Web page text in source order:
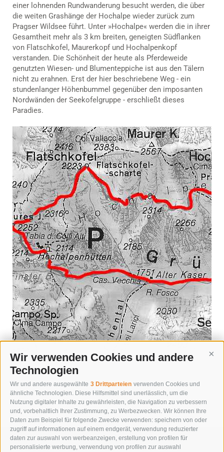
Wir verwenden Cookies und andere
Technologien
Wir und andere ausgewählte 3 Drittparteien verwenden Cookies und
ähnliche Technologien. Diese Hilfsmittel sind unerlässlich, um die
Nutzung digitaler Inhalte zu gewährleisten, die Navigation zu verbessern
und, vorbehaltlich Ihrer Zustimmung, zu Werbezwecken. Wir können Ihre
Daten zum Beispiel für folgende Zwecke verwenden: speichern von oder
zugriff auf informationen auf einem endgerät, verwendung reduzierter
daten zur auswahl von werbeanzeigen, erstellung von profilen für
personalisierte werbung, verwendung von profilen zur auswahl
einer lohnenden Rundwanderung besucht werden, die über
die weiten Grashänge der Hochalpe wieder zurück zum
Pragser Wildsee führt. Unter »Hochalpe« werden die in ihrer
Gesamtheit mehr als 3 km breiten, geneigten Südflanken
von Flatschkofel, Maurerkopf und Hochalpenkopf
verstanden. Die Schönheit der heute als Pferdeweide
genutzten Wiesen- und Blumenteppiche ist aus den Tälern
nicht zu erahnen. Erst der hier beschriebene Weg - ein
stundenlanger Höhenbummel gegenüber den imposanten
Nordwänden der Seekofelgruppe - erschließt dieses
Paradies.
« zurück